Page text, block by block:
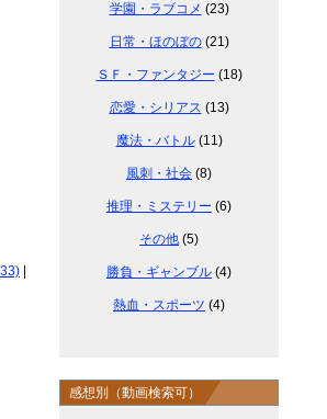
学園・ラブコメ (23)
日常・ほのぼの(21)
ＳＦ・ファンタジー (18)
恋愛・シリアス (13)
魔法・バトル(11)
風刺・社会 (8)
推理・ミステリー (6)
その他 (5)
勝負・ギャンブル (4)
熱血・スポーツ (4)
感想別（動画検索可）